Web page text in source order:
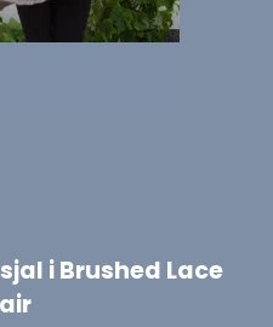
i Brushed Lace